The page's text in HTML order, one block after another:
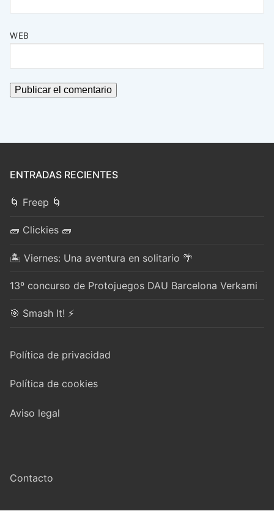
WEB
ENTRADAS RECIENTES
🌀 Freep 🌀
🧱 Clickies 🧱
🏝️ Viernes: Una aventura en solitario 🌴
13º concurso de Protojuegos DAU Barcelona Verkami
🎯 Smash It! ⚡
Política de privacidad
Política de cookies
Aviso legal
Contacto